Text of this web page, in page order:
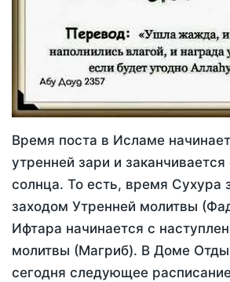
Время поста в Исламе
утренней зари и заканчивается
солнца. То есть, время Сухура
заходом Утренней молитвы
Ифтара начинается с
молитвы (Магриб). В Доме
сегодня следующее